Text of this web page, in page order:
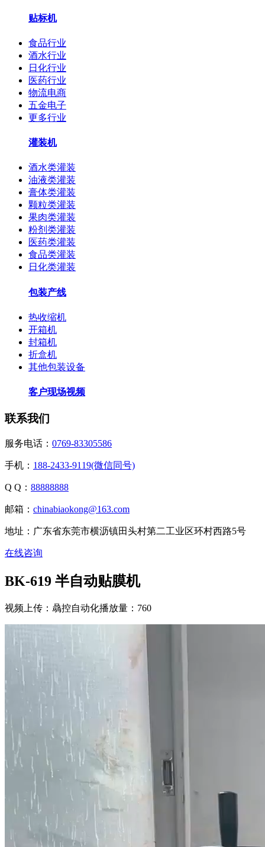
贴标机
食品行业
酒水行业
日化行业
医药行业
物流电商
五金电子
更多行业
灌装机
酒水类灌装
油液类灌装
膏体类灌装
颗粒类灌装
果肉类灌装
粉剂类灌装
医药类灌装
食品类灌装
日化类灌装
包装产线
热收缩机
开箱机
封箱机
折盒机
其他包装设备
客户现场视频
联系我们
服务电话： 0769-83305586
手机： 188-2433-9119(微信同号)
Q Q： 88888888
邮箱： chinabiaokong@163.com
地址：广东省东莞市横沥镇田头村第二工业区环村西路5号
在线咨询
BK-619 半自动贴膜机
视频上传：骉控自动化播放量：760